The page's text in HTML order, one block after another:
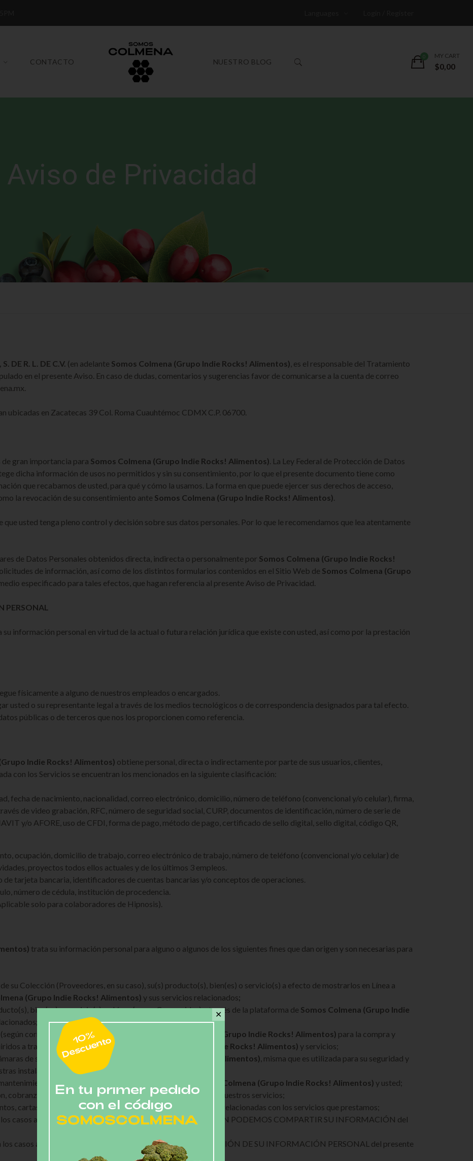
CONTACTO NUESTRO BLOG
MY CART
$0,00
Aviso de Privacidad
DE R. L. DE C.V. (en adelante Somos Colmena (Grupo Indie Rocks! Alimentos) , es el responsable del Tratamiento
en el presente Aviso. En caso de dudas, comentarios y sugerencias favor de comunicarse a la cuenta de correo
.
ubicadas en Zacatecas 39 Col. Roma Cuauhtémoc CDMX C.P. 06700.
gran importancia para Somos Colmena (Grupo Indie Rocks! Alimentos). La Ley Federal de Protección de Datos
dicha información de usos no permitidos y sin su consentimiento, por lo que el presente documento tiene como
que recabamos de usted, para qué y cómo la usamos. La forma en que puede ejercer sus derechos de acceso,
la revocación de su consentimiento ante Somos Colmena (Grupo Indie Rocks! Alimentos).
usted tenga pleno control y decisión sobre sus datos personales. Por lo que le recomendamos que lea atentamente
de Datos Personales obtenidos directa, indirecta o personalmente por Somos Colmena (Grupo Indie Rocks!
de información, así como de los distintos formularios contenidos en el Sitio Web de Somos Colmena (Grupo
especificado para tales efectos, que hagan referencia al presente Aviso de Privacidad.
PERSONAL
información personal en virtud de la actual o futura relación jurídica que existe con usted, así como por la prestación
físicamente a alguno de nuestros empleados o encargados.
usted o su representante legal a través de los medios tecnológicos o de correspondencia designados para tal efecto.
públicas o de terceros que nos los proporcionen como referencia.
Indie Rocks! Alimentos) obtiene personal, directa o indirectamente por parte de sus usuarios, clientes,
con los Servicios se encuentran los mencionados en la siguiente clasificación:
fecha de nacimiento, nacionalidad, correo electrónico, domicilio, número de teléfono (convencional y/o celular), firma,
de video grabación, RFC, número de seguridad social, CURP, documentos de identificación, número de serie de
y/o AFORE, uso de CFDI, forma de pago, método de pago, certificado de sello digital, sello digital, código QR,
ocupación, domicilio de trabajo, correo electrónico de trabajo, número de teléfono (convencional y/o celular) de
proyectos todos ellos actuales y de los últimos 3 empleos.
de tarjeta bancaria, identificadores de cuentas bancarias y/o conceptos de operaciones.
número de cédula, institución de procedencia.
solo para colaboradores de Hipnosis).
trata su información personal para alguno o algunos de los siguientes fines que dan origen y son necesarias para
su Colección (Proveedores, en su caso), su(s) producto(s), bien(es) o servicio(s) a efecto de mostrarlos en Línea a
(Grupo Indie Rocks! Alimentos) y sus servicios relacionados;
bien(es) o servicio(s) en Línea (como Consumidor) a través de la plataforma de Somos Colmena (Grupo Indie
;
corresponda) de su cuenta en el portal
Somos Colmena (Grupo Indie Rocks! Alimentos) para la compra y
a través de la plataforma de
Somos Colmena (Grupo Indie Rocks! Alimentos) y servicios;
de seguridad de
Somos Colmena (Grupo Indie Rocks! Alimentos) , misma que es utilizada para su seguridad y
instalaciones;
y terminación de la relación jurídica entre
Somos Colmena (Grupo Indie Rocks! Alimentos) y usted;
cobranza, administración, prestación, ampliación y mejora de nuestros servicios;
cartas o boletines informativos o atención a sus solicitudes relacionadas con los servicios que prestamos;
casos aplicables de conformidad con el apartado CON QUIEN PODEMOS COMPARTIR SU INFORMACIÓN del
los casos aplicables de conformidad con el apartado PUBLICACIÓN DE SU INFORMACIÓN PERSONAL del presente
✕